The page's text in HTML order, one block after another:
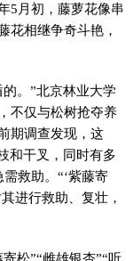
5月初，藤萝花像串
花相继争奇斗艳，
。”北京林业大学
不仅与松树抢夺养
期调查发现，这
和干叉，同时有多
救助。“‘紫藤寄
进行救助、复壮，
松”“雌雄银杏”“听